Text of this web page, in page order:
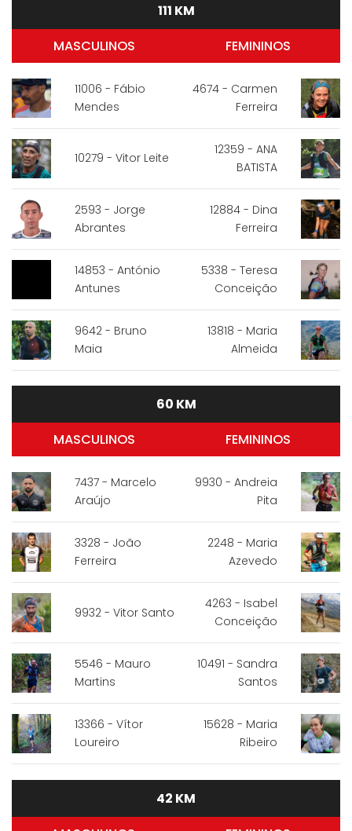
111 KM
MASCULINOS
11006 - Fábio
Mendes
10279 - Vitor Leite
2593 - Jorge
Abrantes
14853 - António
Antunes
9642 - Bruno
Maia
FEMININOS
4674 - Carmen
Ferreira
12359 - ANA
BATISTA
12884 - Dina
Ferreira
5338 - Teresa
Conceição
13818 - Maria
Almeida
60 KM
MASCULINOS
7437 - Marcelo
Araújo
3328 - João
Ferreira
9932 - Vitor Santo
5546 - Mauro
Martins
13366 - Vítor
Loureiro
FEMININOS
9930 - Andreia
Pita
2248 - Maria
Azevedo
4263 - Isabel
Conceição
10491 - Sandra
Santos
15628 - Maria
Ribeiro
42 KM